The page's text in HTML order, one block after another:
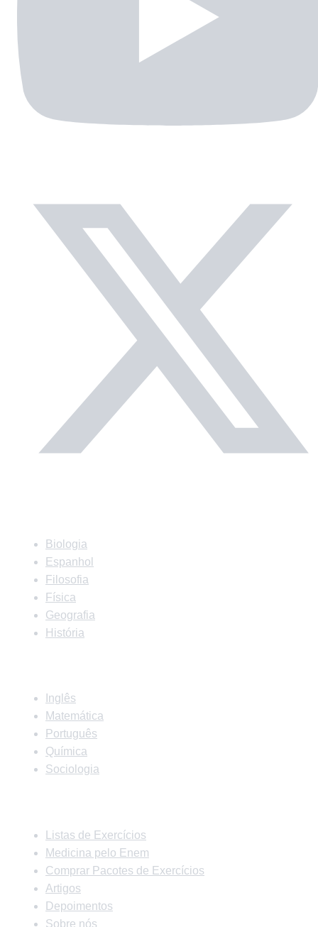
Biologia
Espanhol
Filosofia
Física
Geografia
História
Inglês
Matemática
Português
Química
Sociologia
Listas de Exercícios
Medicina pelo Enem
Comprar Pacotes de Exercícios
Artigos
Depoimentos
Sobre nós